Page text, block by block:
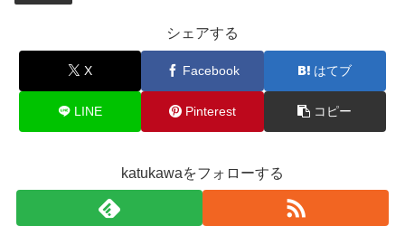
シェアする
X Facebook はてブ
LINE Pinterest コピー
katukawaをフォローする